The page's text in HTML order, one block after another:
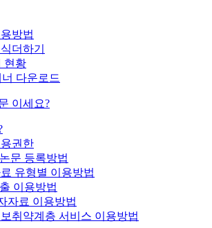
방법
더하기
현황
다운로드
이세요?
권한
문 등록방법
유형별 이용방법
이용방법
자료 이용방법
취약계층 서비스 이용방법